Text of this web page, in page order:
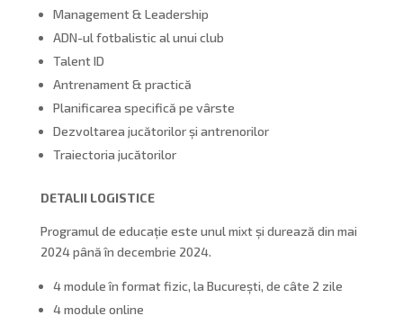
Management & Leadership
ADN-ul fotbalistic al unui club
Talent ID
Antrenament & practică
Planificarea specifică pe vârste
Dezvoltarea jucătorilor și antrenorilor
Traiectoria jucătorilor
DETALII LOGISTICE
Programul de educație este unul mixt și durează din mai
2024 până în decembrie 2024.
4 module în format fizic, la București, de câte 2 zile
4 module online